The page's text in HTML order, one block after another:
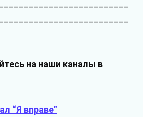
на наши каналы в
“Я вправе”